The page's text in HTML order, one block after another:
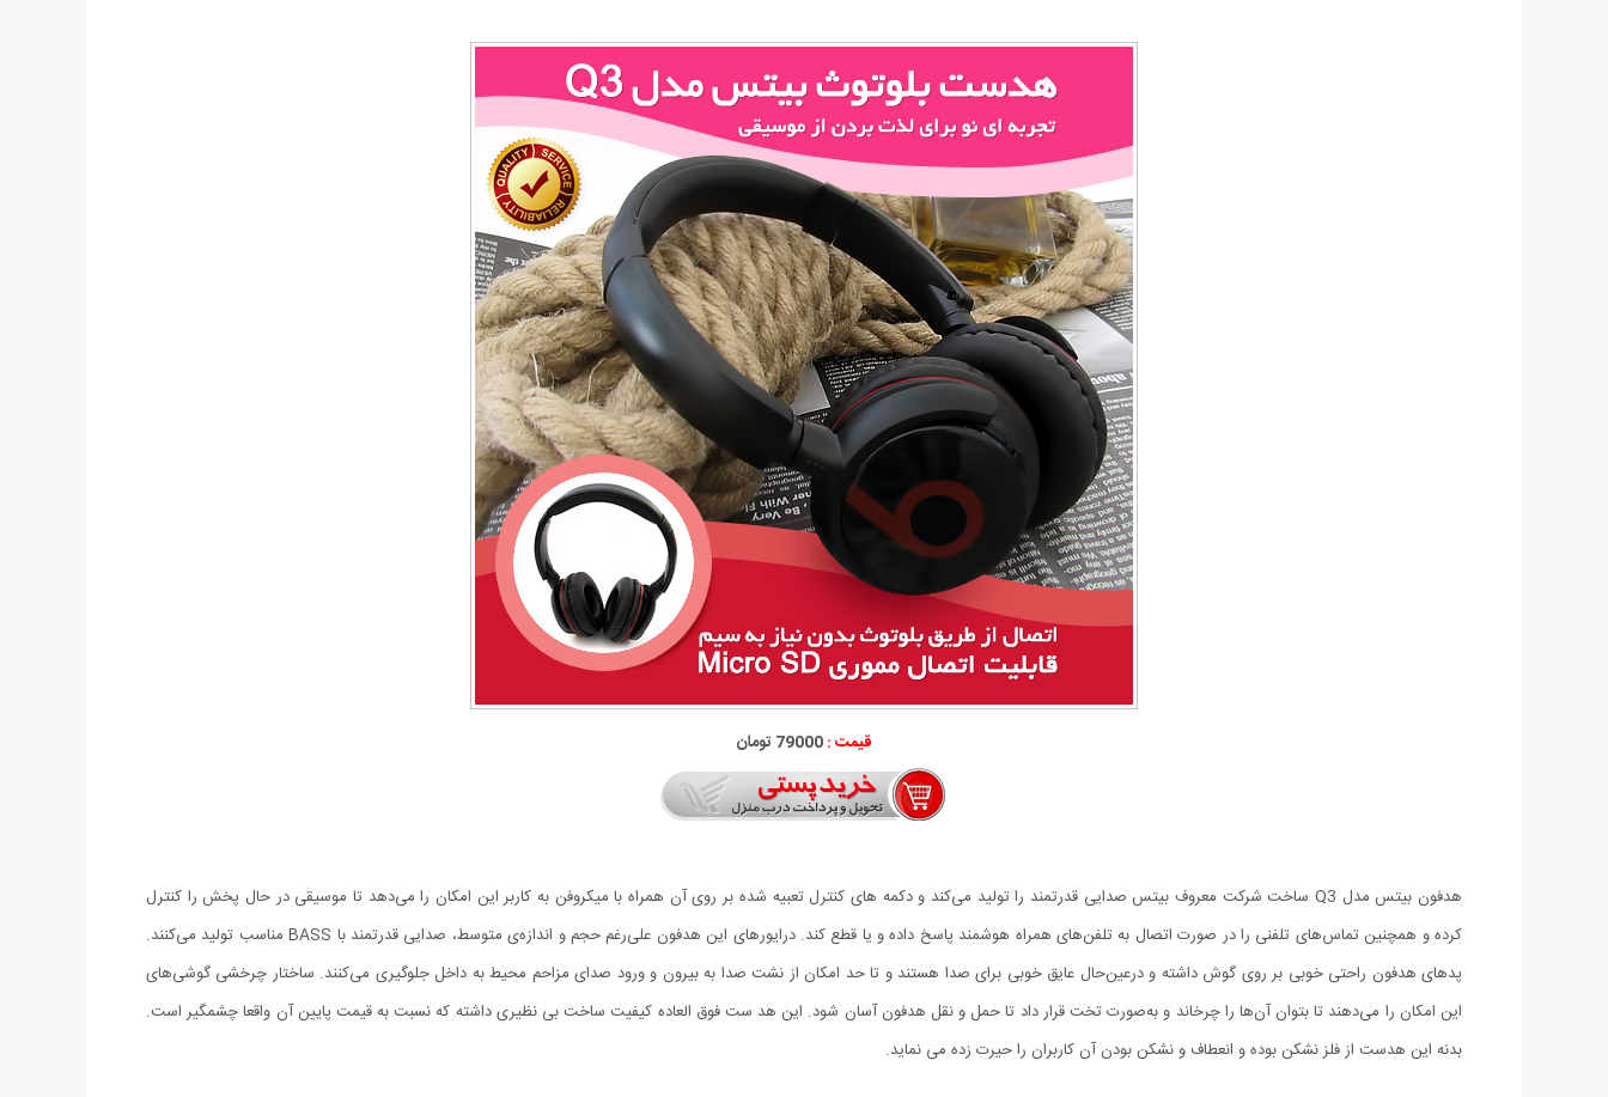
قیمت :79000 تومان
هدفون بیتس مدل Q3 ساخت شرکت معروف بیتس صدایی قدرتمند را تولید می‌کند و دکمه های کنترل تعبیه شده بر روی آن همراه با میکروفن به کاربر این امکان را می‌دهد تا موسیقی در حال پخش را کنترل
کرده و همچنین تماس‌های تلفنی را در صورت اتصال به تلفن‌های همراه هوشمند پاسخ داده و یا قطع کند. درایورهای این هدفون علی‌رغم حجم و اندازه‌ی متوسط، صدایی قدرتمند با BASS مناسب تولید می‌کنند.
پدهای هدفون راحتی خوبی بر روی گوش داشته و درعین‌حال عایق خوبی برای صدا هستند و تا حد امکان از نشت صدا به بیرون و ورود صدای مزاحم محیط به داخل جلوگیری می‌کنند. ساختار چرخشی گوشی‌های
این امکان را می‌دهند تا بتوان آن‌ها را چرخاند و به‌صورت تخت قرار داد تا حمل‌ و نقل هدفون آسان شود. این هد ست فوق العاده کیفیت ساخت بی نظیری داشته که نسبت به قیمت پایین آن واقعا چشمگیر است.
بدنه این هدست از فلز نشکن بوده و انعطاف و نشکن بودن آن کاربران را حیرت زده می نماید.